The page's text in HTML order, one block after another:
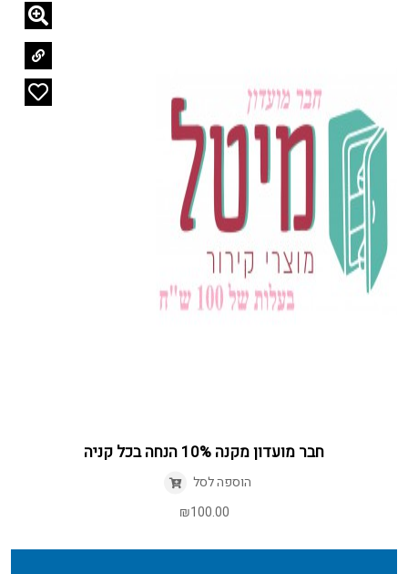
חבר מועדון מקנה 10% הנחה בכל קניה
הוספה לסל
₪100.00